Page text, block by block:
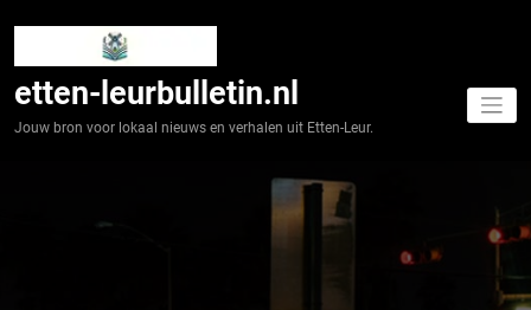
etten-leurbulletin.nl
Jouw bron voor lokaal nieuws en verhalen uit Etten-Leur.